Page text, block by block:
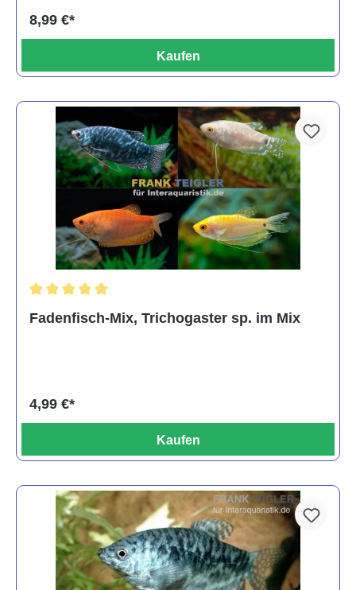
8,99 €*
Kaufen
Fadenfisch-Mix, Trichogaster sp. im Mix
4,99 €*
Kaufen